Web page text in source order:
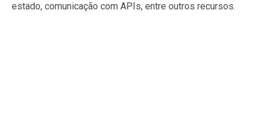
estado, comunicação com APIs, entre outros recursos.